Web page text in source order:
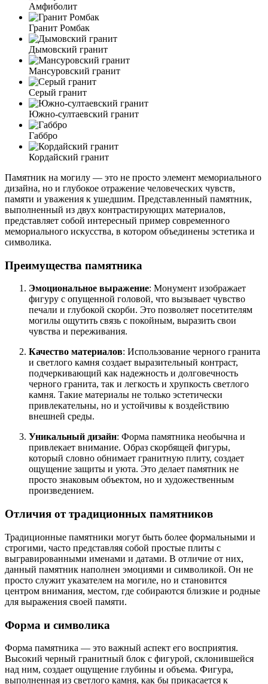
Амфиболит
Гранит Ромбак
Дымовский гранит
Мансуровский гранит
Серый гранит
Южно-султаевский гранит
Габбро
Кордайский гранит
Памятник на могилу — это не просто элемент мемориального
дизайна, но и глубокое отражение человеческих чувств,
памяти и уважения к ушедшим. Представленный памятник,
выполненный из двух контрастирующих материалов,
представляет собой интересный пример современного
мемориального искусства, в котором объединены эстетика и
символика.
Преимущества памятника
Эмоциональное выражение: Монумент изображает
фигуру с опущенной головой, что вызывает чувство
печали и глубокой скорби. Это позволяет посетителям
могилы ощутить связь с покойным, выразить свои
чувства и переживания.
Качество материалов: Использование черного гранита
и светлого камня создает выразительный контраст,
подчеркивающий как надежность и долговечность
черного гранита, так и легкость и хрупкость светлого
камня. Такие материалы не только эстетически
привлекательны, но и устойчивы к воздействию
внешней среды.
Уникальный дизайн: Форма памятника необычна и
привлекает внимание. Образ скорбящей фигуры,
который словно обнимает гранитную плиту, создает
ощущение защиты и уюта. Это делает памятник не
просто знаковым объектом, но и художественным
произведением.
Отличия от традиционных памятников
Традиционные памятники могут быть более формальными и
строгими, часто представляя собой простые плиты с
выгравированными именами и датами. В отличие от них,
данный памятник наполнен эмоциями и символикой. Он не
просто служит указателем на могиле, но и становится
центром внимания, местом, где собираются близкие и родные
для выражения своей памяти.
Форма и символика
Форма памятника — это важный аспект его восприятия.
Высокий черный гранитный блок с фигурой, склонившейся
над ним, создает ощущение глубины и объема. Фигура,
выполненная из светлого камня, как бы прикасается к